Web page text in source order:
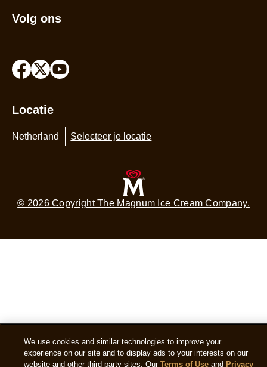
Volg ons
Locatie
Netherland Selecteer je locatie
© 2026 Copyright The Magnum Ice Cream Company.
We use cookies and similar technologies to improve your
experience on our site and to display ads to your interests on our
website and other third-party sites. OurTerms of Use and Privacy